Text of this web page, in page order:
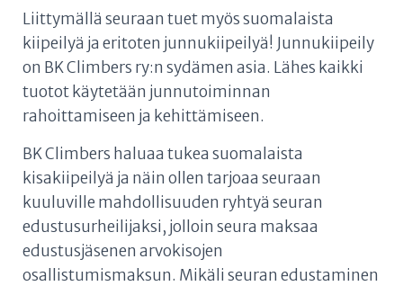
Liittymällä seuraan tuet myös suomalaista
kiipeilyä ja eritoten junnukiipeilyä! Junnukiipeily
on BK Climbers ry:n sydämen asia. Lähes kaikki
tuotot käytetään junnutoiminnan
rahoittamiseen ja kehittämiseen.
BK Climbers haluaa tukea suomalaista
kisakiipeilyä ja näin ollen tarjoaa seuraan
kuuluville mahdollisuuden ryhtyä seuran
edustusurheilijaksi, jolloin seura maksaa
edustusjäsenen arvokisojen
osallistumismaksun. Mikäli seuran edustaminen